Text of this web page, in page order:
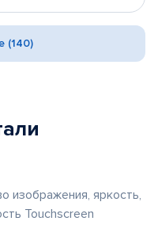
(140)
изображения, яркость,
Touchscreen